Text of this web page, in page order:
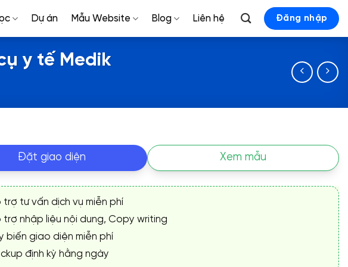
Dự án Mẫu Website Blog Liên hệ Đăng nhập
y tế Medik
Đặt giao diện Xem mẫu
trợ tư vấn dịch vụ miễn phí
trợ nhập liệu nội dung, Copy writing
biến giao diện miễn phí
định kỳ hằng ngày